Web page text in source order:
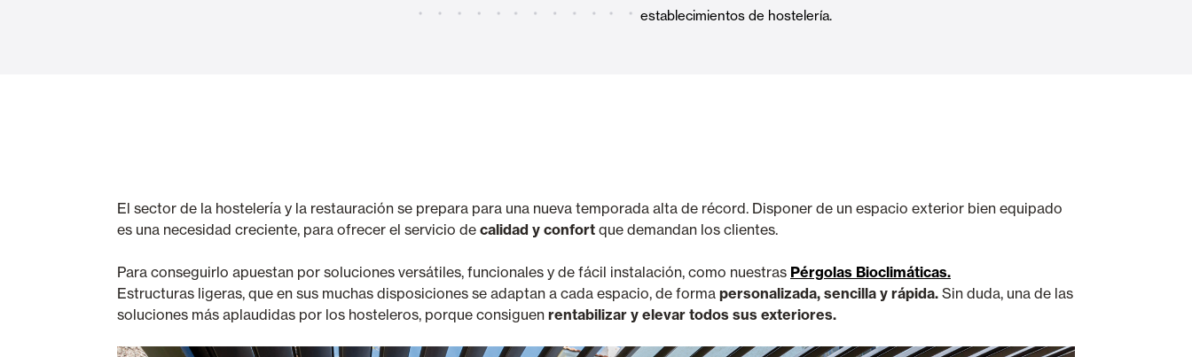
establecimientos de hostelería.
El sector de la hostelería y la restauración se prepara para una nueva temporada alta de récord. Disponer de un espacio exterior bien equipado
es una necesidad creciente, para ofrecer el servicio de calidad y confort que demandan los clientes.
Para conseguirlo apuestan por soluciones versátiles, funcionales y de fácil instalación, como nuestras Pérgolas Bioclimáticas.
Estructuras ligeras, que en sus muchas disposiciones se adaptan a cada espacio, de forma personalizada, sencilla y rápida. Sin duda, una de las
soluciones más aplaudidas por los hosteleros, porque consiguen rentabilizar y elevar todos sus exteriores.